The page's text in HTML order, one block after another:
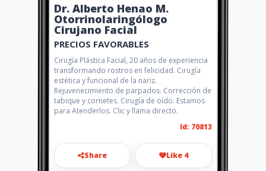
Dr. Alberto Henao M.
Otorrinolaringólogo
Cirujano Facial
PRECIOS FAVORABLES
Cirugía Plástica Facial, 20 años de experiencia
transformando rostros en felicidad. Cirugía
estética y funcional de la nariz.
Rejuvenecimiento de parpados. Corrección de
tabique y cornetes. Cirugía de oído. Estamos
para Atenderlos. Clic y llama directo.
Id: 70813
Share Like 4